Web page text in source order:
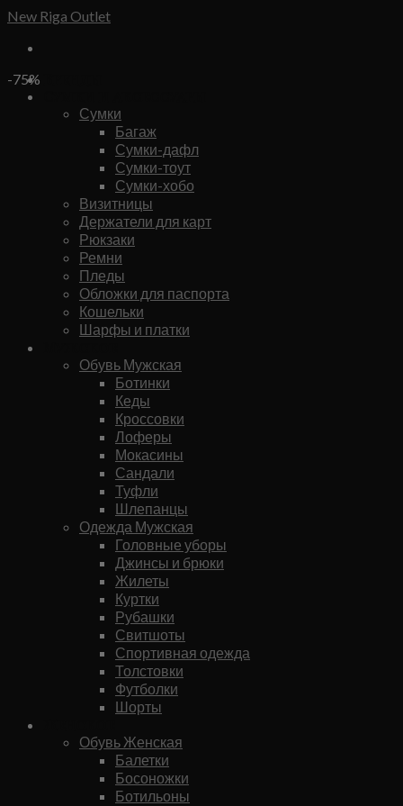
Skip
content
New Riga Outlet
Сумки
Багаж
Сумки-дафл
Сумки-тоут
Сумки-хобо
Визитницы
Держатели для карт
Рюкзаки
Ремни
Пледы
Обложки для паспорта
Кошельки
Шарфы и платки
Обувь Мужская
Ботинки
Кеды
Кроссовки
Лоферы
Мокасины
Сандали
Туфли
Шлепанцы
Одежда Мужская
Головные уборы
Джинсы и брюки
Жилеты
Куртки
Рубашки
Свитшоты
Спортивная одежда
Толстовки
Футболки
Шорты
Обувь Женская
Балетки
Босоножки
Ботильоны
-75%